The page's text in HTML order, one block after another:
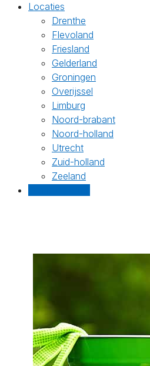
Locaties
Drenthe
Flevoland
Friesland
Gelderland
Groningen
Overijssel
Limburg
Noord-brabant
Noord-holland
Utrecht
Zuid-holland
Zeeland